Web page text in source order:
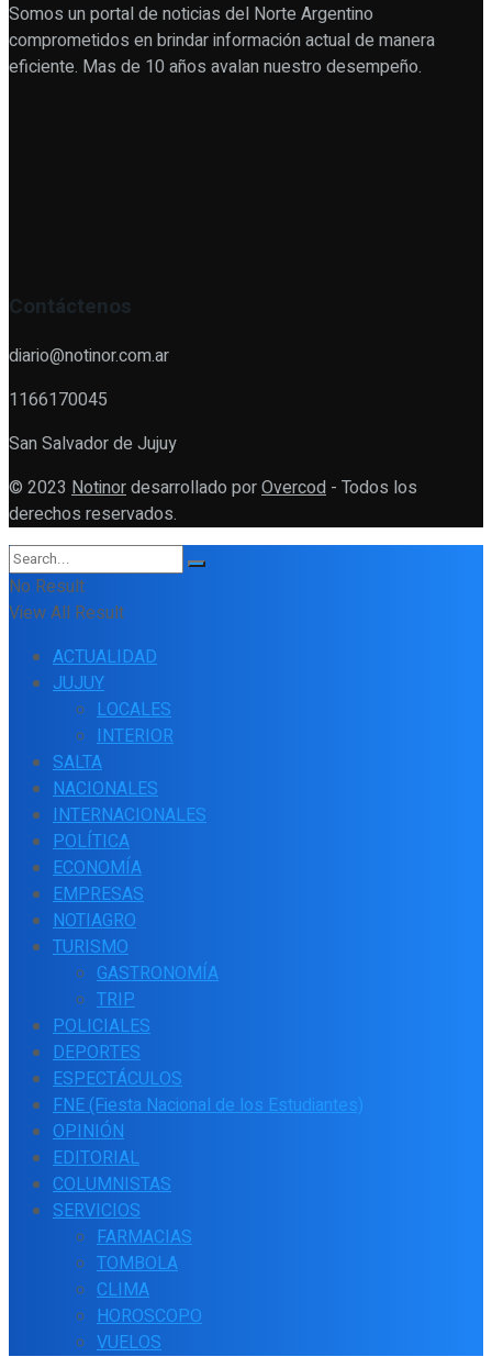
Somos un portal de noticias del Norte Argentino
comprometidos en brindar información actual de manera
eficiente. Mas de 10 años avalan nuestro desempeño.
Contáctenos
diario@notinor.com.ar
1166170045
San Salvador de Jujuy
© 2023 Notinordesarrollado porOvercod - Todos los
derechos reservados.
No Result
View All Result
ACTUALIDAD
JUJUY
LOCALES
INTERIOR
SALTA
NACIONALES
INTERNACIONALES
POLÍTICA
ECONOMÍA
EMPRESAS
NOTIAGRO
TURISMO
GASTRONOMÍA
TRIP
POLICIALES
DEPORTES
ESPECTÁCULOS
FNE (Fiesta Nacional de los Estudiantes)
OPINIÓN
EDITORIAL
COLUMNISTAS
SERVICIOS
FARMACIAS
TOMBOLA
CLIMA
HOROSCOPO
VUELOS